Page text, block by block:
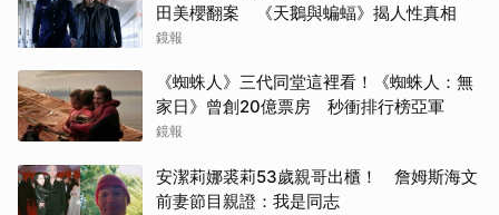
田美櫻翻案 《天鵝與蝙蝠》揭人性真相
鏡報
《蜘蛛人》三代同堂這裡看！《蜘蛛人：無
家日》曾創20億票房 秒衝排行榜亞軍
鏡報
安潔莉娜裘莉53歲親哥出櫃！ 詹姆斯海文
前妻節目親證：我是同志